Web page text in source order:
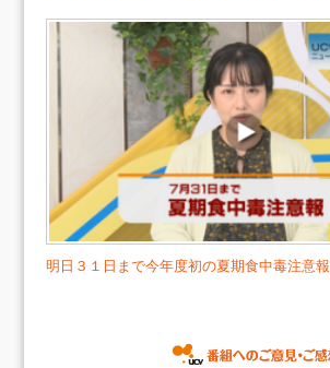
明日３１日まで今年度初の夏期食中毒注意報